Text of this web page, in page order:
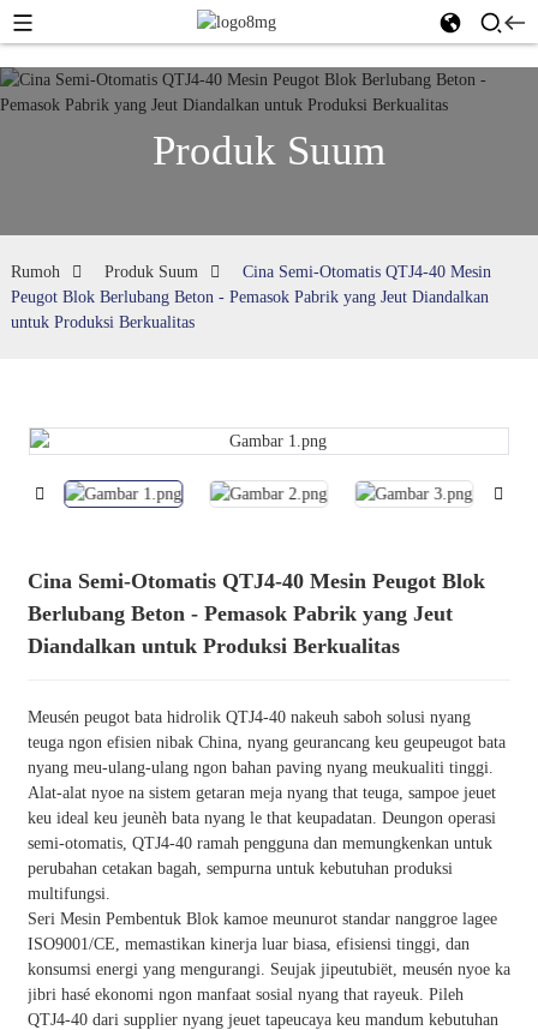
Produk Suum
Rumoh Produk Suum
Cina Semi-Otomatis QTJ4-40 Mesin
Peugot Blok Berlubang Beton - Pemasok Pabrik yang Jeut Diandalkan
untuk Produksi Berkualitas
Cina Semi-Otomatis QTJ4-40 Mesin Peugot Blok
Berlubang Beton - Pemasok Pabrik yang Jeut
Diandalkan untuk Produksi Berkualitas
Meusén peugot bata hidrolik QTJ4-40 nakeuh saboh solusi nyang
teuga ngon efisien nibak China, nyang geurancang keu geupeugot bata
nyang meu-ulang-ulang ngon bahan paving nyang meukualiti tinggi.
Alat-alat nyoe na sistem getaran meja nyang that teuga, sampoe jeuet
keu ideal keu jeunèh bata nyang le that keupadatan. Deungon operasi
semi-otomatis, QTJ4-40 ramah pengguna dan memungkenkan untuk
perubahan cetakan bagah, sempurna untuk kebutuhan produksi
multifungsi.
Seri Mesin Pembentuk Blok kamoe meunurot standar nanggroe lagee
ISO9001/CE, memastikan kinerja luar biasa, efisiensi tinggi, dan
konsumsi energi yang mengurangi. Seujak jipeutubiët, meusén nyoe ka
jibri hasé ekonomi ngon manfaat sosial nyang that rayeuk. Pileh
QTJ4-40 dari supplier nyang jeuet tapeucaya keu mandum kebutuhan